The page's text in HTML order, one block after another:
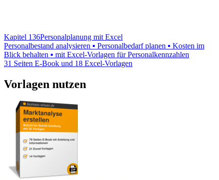
Kapitel 136Personalplanung mit Excel
Personalbestand analysieren ▪ Personalbedarf planen ▪ Kosten im
Blick behalten ▪ mit Excel-Vorlagen für Personalkennzahlen
31 Seiten E-Book und 18 Excel-Vorlagen
Vorlagen nutzen